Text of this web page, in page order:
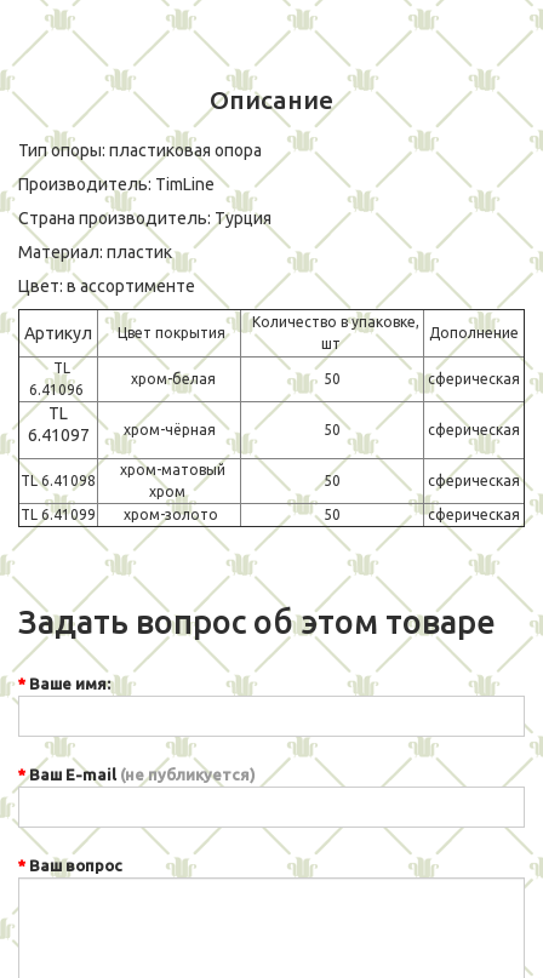
Описание
Тип опоры: пластиковая опора
Производитель: TimLine
Страна производитель: Турция
Материал: пластик
Цвет: в ассортименте
Артикул Цвет покрытия
Количество в упаковке,
шт
Дополнение
TL
6.41096
хром-белая 50 сферическая
TL
6.41097
хром-чёрная 50 сферическая
TL 6.41098
хром-матовый
хром
50 сферическая
TL 6.41099 хром-золото 50 сферическая
Задать вопрос об этом товаре
Ваше имя:
Ваш E-mail (не публикуется)
Ваш вопрос